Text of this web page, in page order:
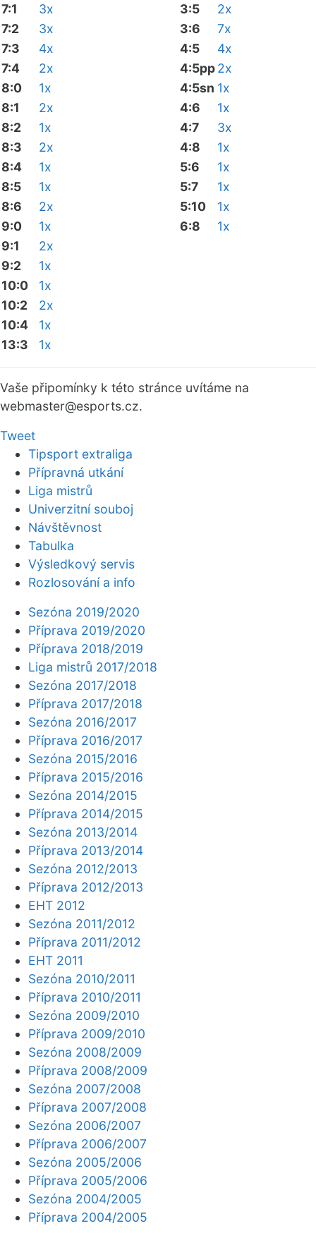
7:1
3x
7:2
3x
7:3
4x
7:4
2x
8:0
1x
8:1
2x
8:2
1x
8:3
2x
8:4
1x
8:5
1x
8:6
2x
9:0
1x
9:1
2x
9:2
1x
10:0
1x
10:2
2x
10:4
1x
13:3
1x
3:5
2x
3:6
7x
4:5
4x
4:5pp2x
4:5sn 1x
4:6
1x
4:7
3x
4:8
1x
5:6
1x
5:7
1x
5:10
1x
6:8
1x
Vaše připomínky k této stránce uvítáme na
webmaster@esports.cz.
Tweet
Tipsport extraliga
Přípravná utkání
Liga mistrů
Univerzitní souboj
Návštěvnost
Tabulka
Výsledkový servis
Rozlosování a info
Sezóna 2019/2020
Příprava 2019/2020
Příprava 2018/2019
Liga mistrů 2017/2018
Sezóna 2017/2018
Příprava 2017/2018
Sezóna 2016/2017
Příprava 2016/2017
Sezóna 2015/2016
Příprava 2015/2016
Sezóna 2014/2015
Příprava 2014/2015
Sezóna 2013/2014
Příprava 2013/2014
Sezóna 2012/2013
Příprava 2012/2013
EHT 2012
Sezóna 2011/2012
Příprava 2011/2012
EHT 2011
Sezóna 2010/2011
Příprava 2010/2011
Sezóna 2009/2010
Příprava 2009/2010
Sezóna 2008/2009
Příprava 2008/2009
Sezóna 2007/2008
Příprava 2007/2008
Sezóna 2006/2007
Příprava 2006/2007
Sezóna 2005/2006
Příprava 2005/2006
Sezóna 2004/2005
Příprava 2004/2005